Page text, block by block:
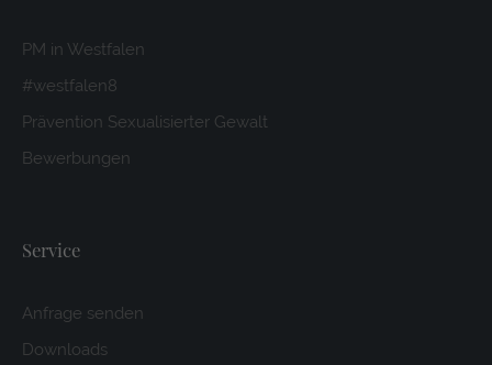
PM in Westfalen
#westfalen8
Prävention Sexualisierter Gewalt
Bewerbungen
Service
Anfrage senden
Downloads